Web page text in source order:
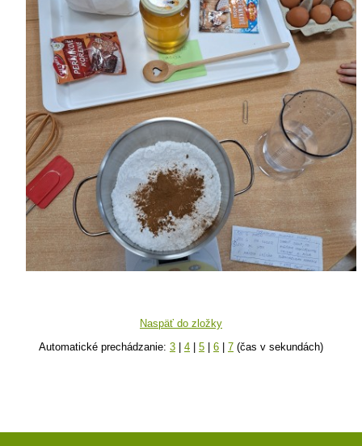
Naspäť do zložky
Automatické prechádzanie: 3 4 5 6 7 (čas v sekundách)